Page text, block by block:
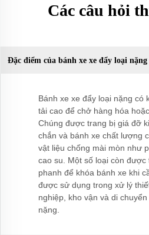
Các câu hỏi
Đặc điểm của bánh xe xe đẩy loại nặng
Bánh xe xe đẩy loại nặng có
tải cao để chở hàng hóa
Chúng được trang bị giá đỡ
chắn và bánh xe chất lượng
vật liệu chống mài mòn như
cao su. Một số loại còn được
phanh để khóa bánh xe khi
được sử dụng trong xử lý
nghiệp, kho vận và di
nặng.